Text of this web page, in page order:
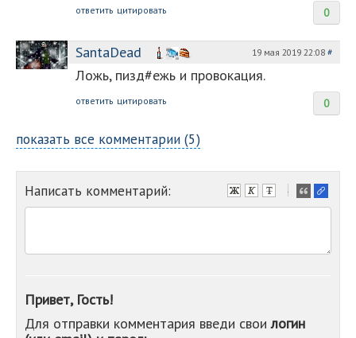
0
ответить цитировать
SantaDead 19 мая 2019 22:08 #
Ложь, пизд#ежь и провокация.
0
ответить цитировать
показать все комментарии (5)
Написать комментарий:
-
-
-
-
Привет, Гость!
Для отправки комментария введи своилогин